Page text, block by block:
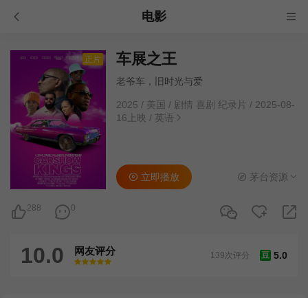
电影
正片 车展之王
老爷车，旧时光与爱
2025 / 美国 / 剧情 喜剧 纪录片 / 2025-08-
16上映 / 英语
288 0
立即播放 茅台资源
10.0 网友评分
很差
较差还行推荐力荐
豆 5.0
139次评分